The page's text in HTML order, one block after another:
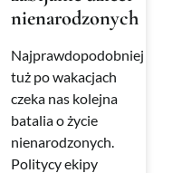
nienarodzonych
Najprawdopodobniej
tuż po wakacjach
czeka nas kolejna
batalia o życie
nienarodzonych.
Politycy ekipy